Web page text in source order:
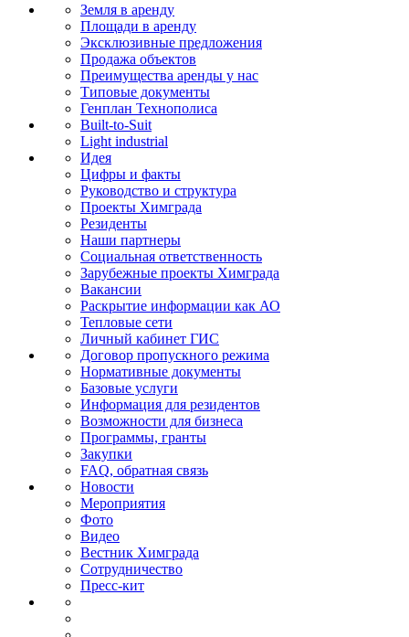
Земля в аренду
Площади в аренду
Эксклюзивные предложения
Продажа объектов
Преимущества аренды у нас
Типовые документы
Генплан Технополиса
Built-to-Suit
Light industrial
Идея
Цифры и факты
Руководство и структура
Проекты Химграда
Резиденты
Наши партнеры
Социальная ответственность
Зарубежные проекты Химграда
Вакансии
Раскрытие информации как АО
Тепловые сети
Личный кабинет ГИС
Договор пропускного режима
Нормативные документы
Базовые услуги
Информация для резидентов
Возможности для бизнеса
Программы, гранты
Закупки
FAQ, обратная связь
Новости
Мероприятия
Фото
Видео
Вестник Химграда
Сотрудничество
Пресс-кит